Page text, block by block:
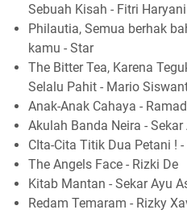
Sebuah Kisah - Fitri
Philautia, Semua berhak
kamu - Star
The Bitter Tea, Karena
Selalu Pahit - Mario
Anak-Anak Cahaya -
Akulah Banda Neira -
CIta-Cita Titik Dua Petani !
The Angels Face - Rizki De
Kitab Mantan - Sekar Ayu
Redam Temaram - Rizky